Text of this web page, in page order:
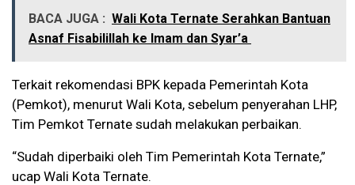
BACA JUGA : Wali Kota Ternate Serahkan Bantuan
Asnaf Fisabilillah ke Imam dan Syar’a
Terkait rekomendasi BPK kepada Pemerintah Kota
(Pemkot), menurut Wali Kota, sebelum penyerahan LHP,
Tim Pemkot Ternate sudah melakukan perbaikan.
“Sudah diperbaiki oleh Tim Pemerintah Kota Ternate,”
ucap Wali Kota Ternate.